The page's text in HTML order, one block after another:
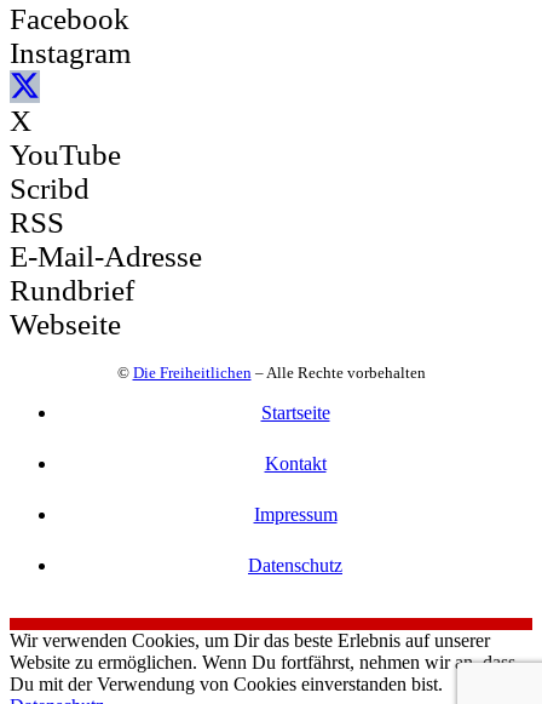
Facebook
Instagram
X
YouTube
Scribd
RSS
E-Mail-Adresse
Rundbrief
Webseite
© Die Freiheitlichen– Alle Rechte vorbehalten
Startseite
Kontakt
Impressum
Datenschutz
Wir verwenden Cookies, um Dir das beste Erlebnis auf unserer
Website zu ermöglichen. Wenn Du fortfährst, nehmen wir an, dass
Du mit der Verwendung von Cookies einverstanden bist.